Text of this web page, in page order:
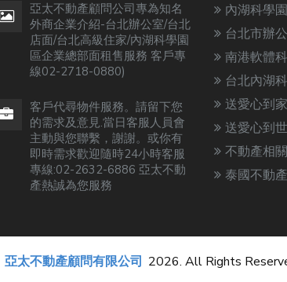
亞太不動產顧問公司專為知名
外商企業介紹-台北辦公室/台北
店面/台北高級住家/內湖科學園
區企業總部面租售服務 客戶專
線02-2718-0880)
客戶代尋物件服務。請留下您
的需求及意見.當日客服人員會
主動與您聯繫，謝謝。或你有
即時需求歡迎隨時24小時客服
專線:02-2632-6886 亞太不動
產熱誠為您服務
內湖科學
台北市辦
南港軟體
台北內湖
送愛心到
送愛心到
不動產相
泰國不動
亞太不動產顧問有限公司 2026. All Rights